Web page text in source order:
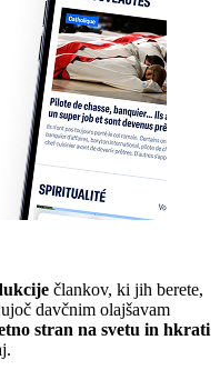
člankov, ki jih berete,
davčnim olajšavam
stran na svetu in hkrati